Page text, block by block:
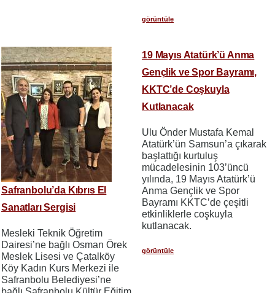
görüntüle
Safranbolu’da Kıbrıs El
Sanatları Sergisi
Mesleki Teknik Öğretim
Dairesi’ne bağlı Osman Örek
Meslek Lisesi ve Çatalköy
Köy Kadın Kurs Merkezi ile
Safranbolu Belediyesi’ne
19 Mayıs Atatürk’ü Anma
Gençlik ve Spor Bayramı,
KKTC’de Coşkuyla
Kutlanacak
Ulu Önder Mustafa Kemal
Atatürk’ün Samsun’a çıkarak
başlattığı kurtuluş
mücadelesinin 103’üncü
yılında, 19 Mayıs Atatürk’ü
Anma Gençlik ve Spor
Bayramı KKTC’de çeşitli
etkinliklerle coşkuyla
kutlanacak.
görüntüle